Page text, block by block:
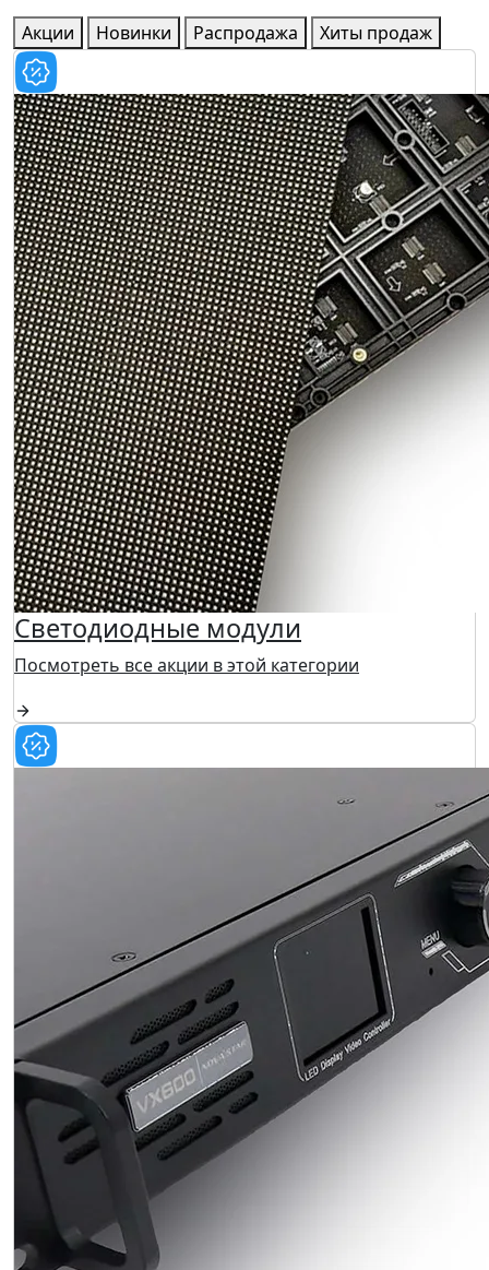
Акции
Новинки Распродажа Хиты продаж
Светодиодные модули
Посмотреть все акции в этой категории